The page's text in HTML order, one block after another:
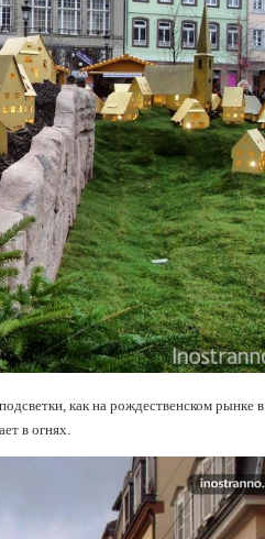
как на рождественском рынке в
в огнях.